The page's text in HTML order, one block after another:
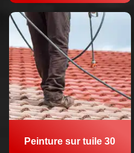
Peinture sur tuile 30